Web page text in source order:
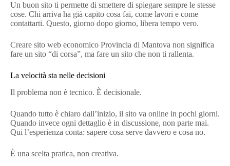
Un buon sito ti permette di smettere di spiegare sempre le stesse
cose. Chi arriva ha già capito cosa fai, come lavori e come
contattarti. Questo, giorno dopo giorno, libera tempo vero.
Creare sito web economico Provincia di Mantova non significa
fare un sito “di corsa”, ma fare un sito che non ti rallenta.
La velocità sta nelle decisioni
Il problema non è tecnico. È decisionale.
Quando tutto è chiaro dall’inizio, il sito va online in pochi giorni.
Quando invece ogni dettaglio è in discussione, non parte mai.
Qui l’esperienza conta: sapere cosa serve davvero e cosa no.
È una scelta pratica, non creativa.